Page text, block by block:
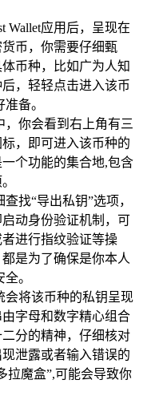
Wallet应用后，呈现在
币，你需要仔细甄
币种，比如广为人知
，轻轻点击进入该币
备。
，你会看到右上角有三
，即可进入该币种的
个功能的集合地,包含
找“导出私钥”选项，
动身份验证机制，可
进行指纹验证等操
是为了确保是你本人
。
会将该币种的私钥呈现
字母和数字精心组合
分的精神，仔细核对
泄露或者输入错误的
拉魔盒”,可能会导致你